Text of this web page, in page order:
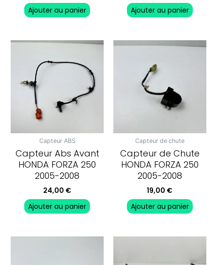
Ajouter au panier
Ajouter au panier
Capteur ABS
Capteur Abs Avant
HONDA FORZA 250
2005-2008
24,00 €
Ajouter au panier
Capteur de chute
Capteur de Chute
HONDA FORZA 250
2005-2008
19,00 €
Ajouter au panier